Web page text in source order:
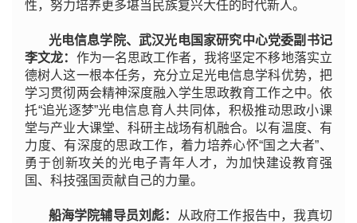
性，努力培养更多堪当民族复兴大任的时代新人。
光电信息学院、武汉光电国家研究中心党委副书记
李文龙： 作为一名思政工作者，我将坚定不移地落实立
德树人这一根本任务，充分立足光电信息学科优势，把
学习贯彻两会精神深度融入学生思政教育工作之中。依
托“追光逐梦”光电信息育人共同体，积极推动思政小课
堂与产业大课堂、科研主战场有机融合。以有温度、有
力度、有深度的思政工作，着力培养心怀“国之大者”、
勇于创新攻关的光电子青年人才，为加快建设教育强
国、科技强国贡献自己的力量。
船海学院辅导员刘彪：
从政府工作报告中，我真切